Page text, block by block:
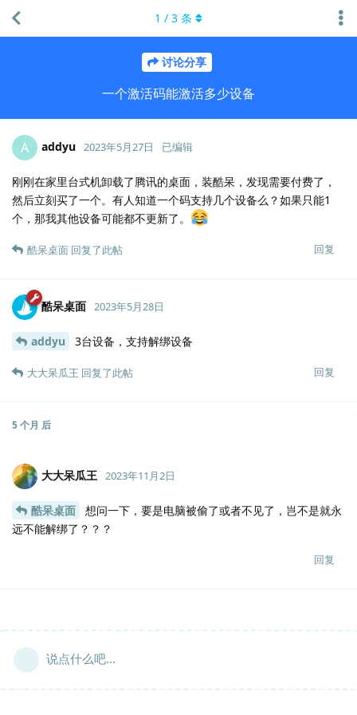
讨论分享
一个激活码能激活多少设备
1 / 3 条
A addyu 2023年5月27日 已编辑
刚刚在家里台式机卸载了腾讯的桌面，装酷呆，发现需要付费了，
然后立刻买了一个。有人知道一个码支持几个设备么？如果只能1
个，那我其他设备可能都不更新了。
回复
酷呆桌面 回复了此帖
酷呆桌面 2023年5月28日
addyu 3台设备，支持解绑设备
回复
大大呆瓜王 回复了此帖
5 个月 后
大大呆瓜王 2023年11月2日
酷呆桌面
想问一下，要是电脑被偷了或者不见了，岂不是就永
远不能解绑了？？？
回复
说点什么吧...